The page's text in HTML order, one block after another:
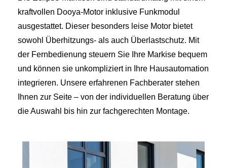
kraftvollen Dooya‑Motor inklusive Funkmodul
ausgestattet. Dieser besonders leise Motor bietet
sowohl Überhitzungs‑ als auch Überlastschutz. Mit
der Fernbedienung steuern Sie Ihre Markise bequem
und können sie unkompliziert in Ihre Hausautomation
integrieren. Unsere erfahrenen Fachberater stehen
Ihnen zur Seite – von der individuellen Beratung über
die Auswahl bis hin zur fachgerechten Montage.